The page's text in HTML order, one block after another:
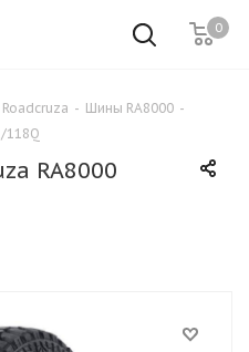
0
- Шины RA8000 -
118Q
RA8000